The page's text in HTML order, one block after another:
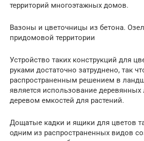
территорий многоэтажных домов.
Вазоны и цветочницы из бетона.
придомовой территории
Устройство таких конструкций для
руками достаточно затруднено, так
распространенным решением в
является использование
деревом емкостей для растений.
Дощатые кадки и ящики для цветов
одним из распространенных видов